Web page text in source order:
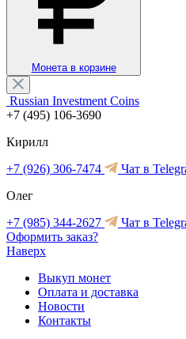
Монета в корзине
Russian Investment Coins
+7 (495) 106-3690
Кирилл
+7 (926) 306-7474
Чат в
Олег
+7 (985) 344-2627
Чат в
Оформить заказ?
Наверх
Выкуп монет
Оплата и доставка
Новости
Контакты